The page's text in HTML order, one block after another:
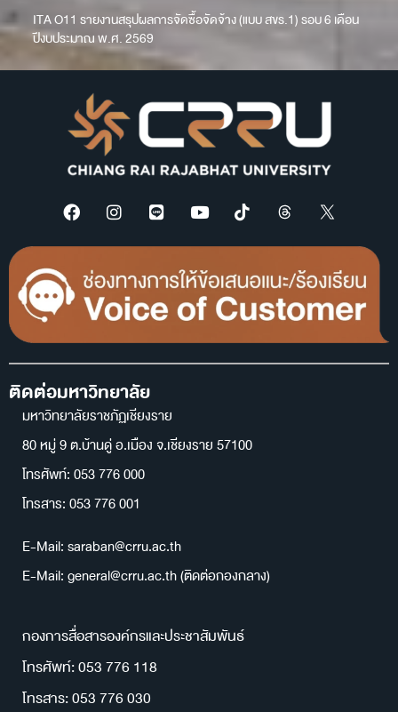
ITA O11 รายงานสรุปผลการจัดซื้อจัดจ้าง (แบบ สขร.1) รอบ 6 เดือน
ปีงบประมาณ พ.ศ. 2569
ติดต่อมหาวิทยาลัย
มหาวิทยาลัยราชภัฏเชียงราย
80 หมู่ 9 ต.บ้านดู่ อ.เมือง จ.เชียงราย 57100
โทรศัพท์: 053 776 000
โทรสาร: 053 776 001
E-Mail: saraban@crru.ac.th
E-Mail: general@crru.ac.th (ติดต่อกองกลาง)
กองการสื่อสารองค์กรและประชาสัมพันธ์
โทรศัพท์: 053 776 118
โทรสาร: 053 776 030